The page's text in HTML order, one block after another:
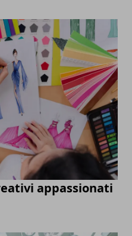
appassionati